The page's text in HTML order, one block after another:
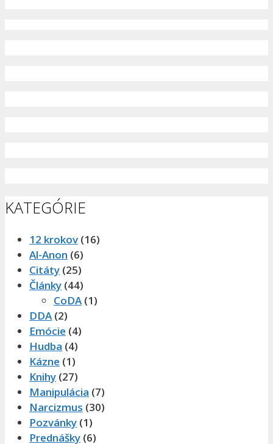
KATEGÓRIE
12 krokov (16)
Al-Anon (6)
Citáty (25)
Články (44)
CoDA (1)
DDA (2)
Emócie (4)
Hudba (4)
Kázne (1)
Knihy (27)
Manipulácia (7)
Narcizmus (30)
Pozvánky (1)
Prednášky (6)